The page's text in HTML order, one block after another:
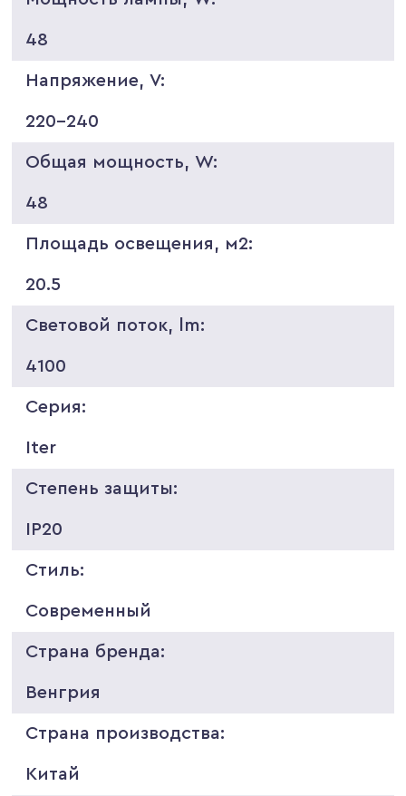
48
Напряжение, V:
220-240
Общая мощность, W:
48
Площадь освещения, м2:
20.5
Световой поток, lm:
4100
Серия:
Iter
Степень защиты:
IP20
Стиль:
Современный
Страна бренда:
Венгрия
Страна производства:
Китай